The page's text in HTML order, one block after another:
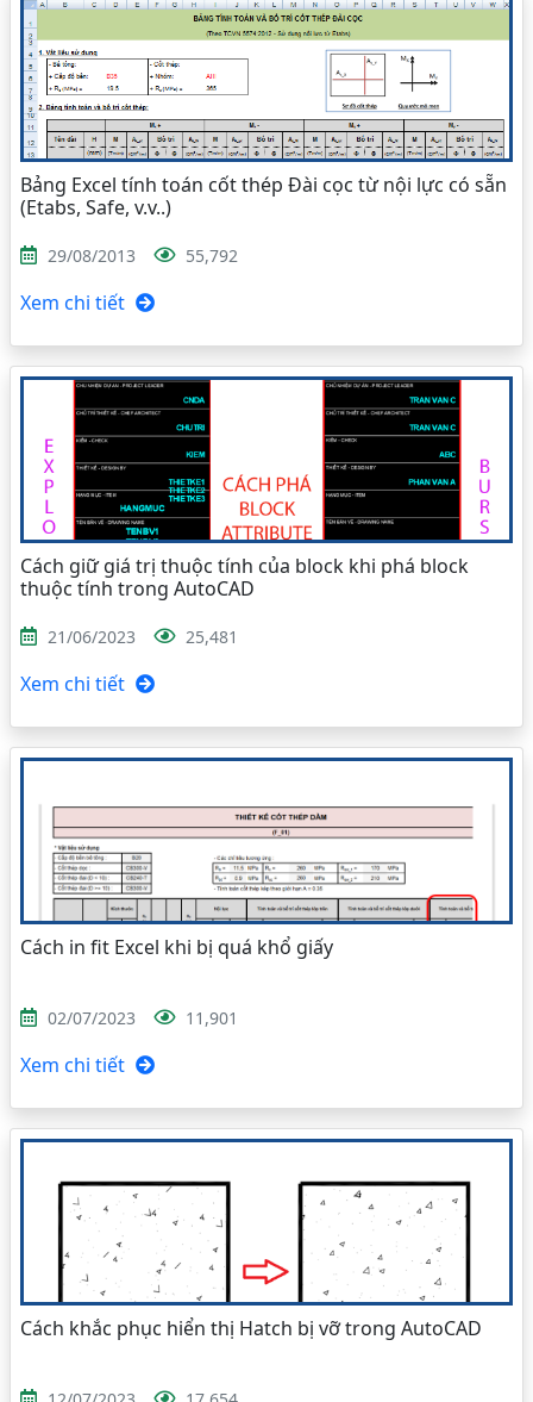
Bảng Excel tính toán cốt thép Đài cọc từ nội lực có sẵn
(Etabs, Safe, v.v..)
29/08/2013 55,792
Xem chi tiết
Cách giữ giá trị thuộc tính của block khi phá block
thuộc tính trong AutoCAD
21/06/2023 25,481
Xem chi tiết
Cách in fit Excel khi bị quá khổ giấy
02/07/2023 11,901
Xem chi tiết
Cách khắc phục hiển thị Hatch bị vỡ trong AutoCAD